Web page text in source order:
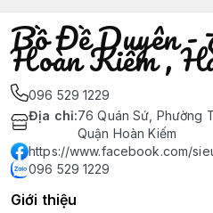
Bồ Đề Duyên -
Hoàn Kiếm ,
096 529 1229
Địa chỉ:76 Quán Sứ, Phường
Quận Hoàn Kiếm
https://www.facebook.com/
096 529 1229
Giới thiệu